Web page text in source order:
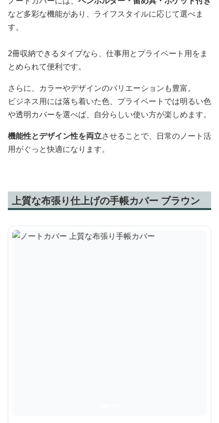
など多彩な機能があり、ライフスタイルに応じて選べま
す。
2冊収納できるタイプなら、仕事用とプライベート用をま
とめられて便利です。
さらに、カラーやデザインのバリエーションも豊富。
ビジネス用には落ち着いた色、プライベートでは明るい色
や透明カバーを選べば、自分らしい使い方が楽しめます。
機能性とデザイン性を両立させることで、日常のノート活
用がぐっと快適になります。
上質な布張り仕上げの手帳カバー ブラウン